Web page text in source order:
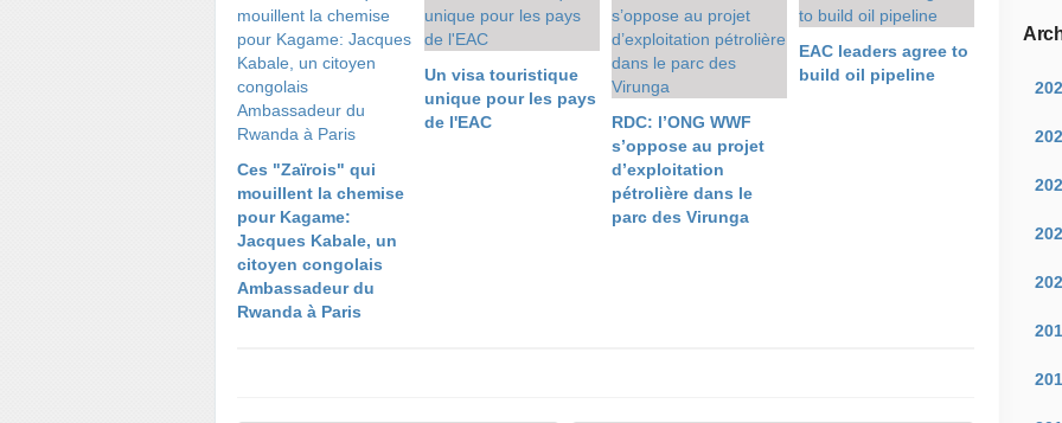
Ces "Zaïrois" qui
mouillent la chemise
pour Kagame:
Jacques Kabale, un
citoyen congolais
Ambassadeur du
Rwanda à Paris
Un visa touristique
unique pour les pays
de l'EAC
RDC: l’ONG WWF
s’oppose au projet
d’exploitation
pétrolière dans le
parc des Virunga
EAC leaders agree to
build oil pipeline